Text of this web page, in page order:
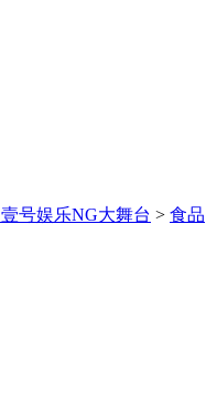
壹号娱乐NG大舞台 > 食品